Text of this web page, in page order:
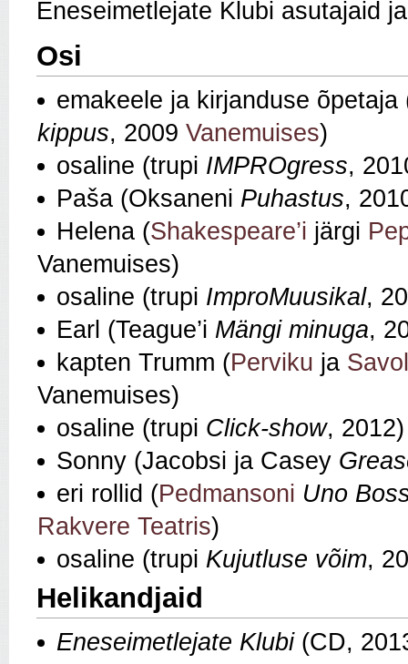
Eneseimetlejate Klubi asutajaid
Osi
emakeele ja kirjanduse õpetaja
kippus, 2009 Vanemuises)
osaline (trupi IMPROgress,
Paša (Oksaneni Puhastus,
Helena (Shakespeare’i järgi
Vanemuises)
osaline (trupi ImproMuusikal,
Earl (Teague’i Mängi minuga,
kapten Trumm (Perviku ja
Vanemuises)
osaline (trupi Click-show, 2012)
Sonny (Jacobsi ja Casey
eri rollid (Pedmansoni Uno
Rakvere Teatris)
osaline (trupi Kujutluse võim,
Helikandjaid
Eneseimetlejate Klubi(CD,